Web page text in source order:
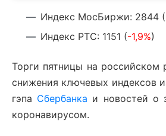
Индекс МосБиржи: 2844 (
Индекс РТС: 1151 (-1,9%)
Торги пятницы на российском
снижения ключевых индексов
гэпа Сбербанка и новостей о
коронавирусом.